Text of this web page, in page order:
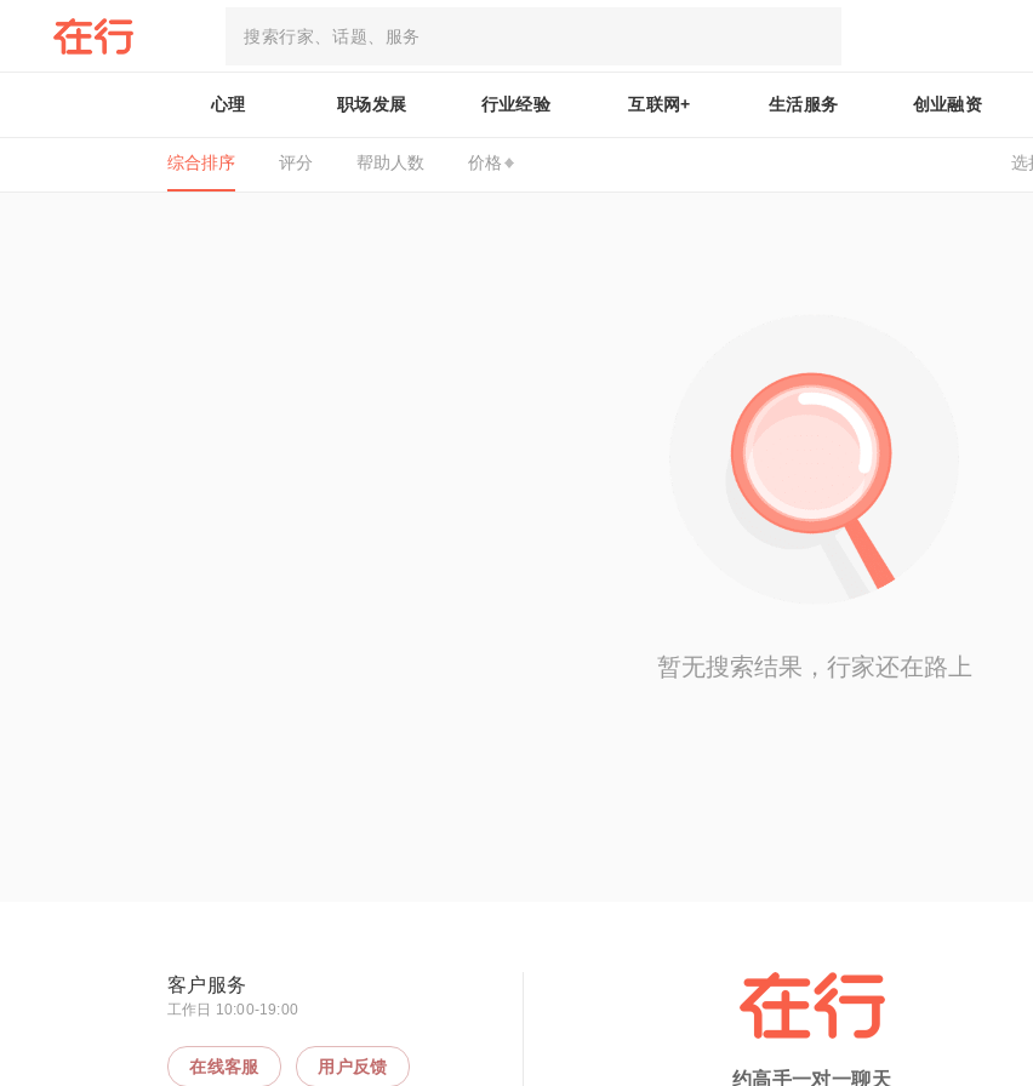
心理 职场发展 行业经验 互联网+ 生活服务 创业融资
综合排序 评分 帮助人数 价格 选
暂无搜索结果，行家还在路上
客户服务
工作日 10:00-19:00
在线客服 用户反馈
约高手一对一聊天